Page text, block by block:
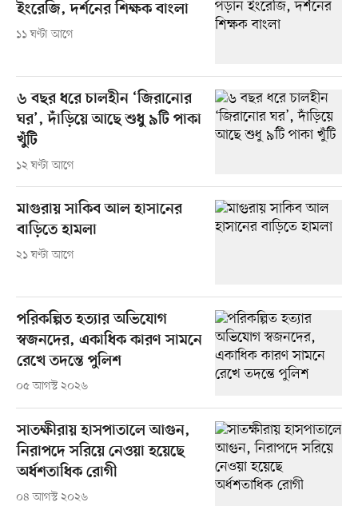
ইংরেজি, দর্শনের শিক্ষক বাংলা
১১ ঘণ্টা আগে
৬ বছর ধরে চালহীন ‘জিরানোর
ঘর’, দাঁড়িয়ে আছে শুধু ৯টি পাকা
খুঁটি
১২ ঘণ্টা আগে
মাগুরায় সাকিব আল হাসানের
বাড়িতে হামলা
২১ ঘণ্টা আগে
পরিকল্পিত হত্যার অভিযোগ
স্বজনদের, একাধিক কারণ সামনে
রেখে তদন্তে পুলিশ
০৫ আগস্ট ২০২৬
সাতক্ষীরায় হাসপাতালে আগুন,
নিরাপদে সরিয়ে নেওয়া হয়েছে
অর্ধশতাধিক রোগী
০৪ আগস্ট ২০২৬